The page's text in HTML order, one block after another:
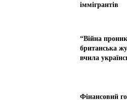
іммігрантів
“Війна
британська
вчила
Фінансовий